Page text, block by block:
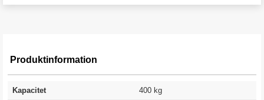
Produktinformation
Kapacitet 400 kg